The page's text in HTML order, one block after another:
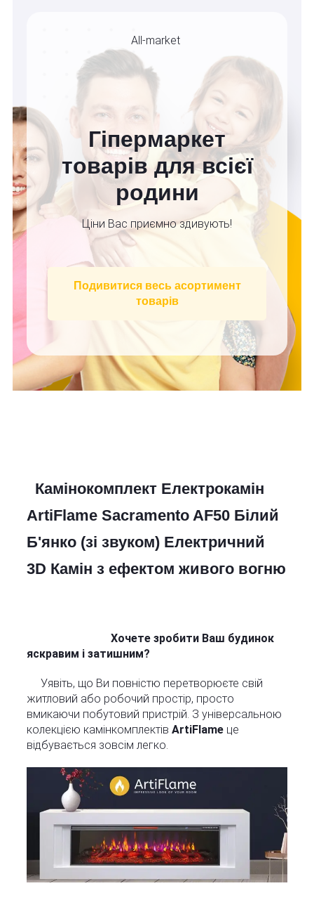
All-market
Гіпермаркет
товарів для всієї
родини
Ціни Вас приємно здивують!
Подивитися весь асортимент
товарів
Камінокомплект Електрокамін
ArtiFlame Sacramento AF50 Білий
Б'янко (зі звуком) Електричний
3D Камін з ефектом живого вогню
Хочете зробити Ваш будинок
яскравим і затишним?
Уявіть, що Ви повністю перетворюєте свій
житловий або робочий простір, просто
вмикаючи побутовий пристрій. З універсальною
колекцією камінкомплектів ArtiFlame це
відбувається зовсім легко.